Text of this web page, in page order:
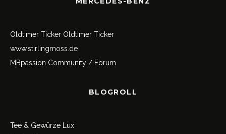
Oldtimer Ticker Oldtimer Ticker
www.stirlingmoss.de
MBpassion Community / Forum
BLOGROLL
Tee & Gewürze Lux